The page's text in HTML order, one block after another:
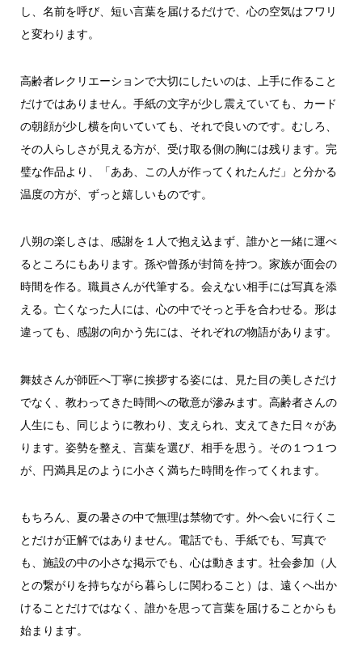
し、名前を呼び、短い言葉を届けるだけで、心の空気はフワリ
と変わります。
高齢者レクリエーションで大切にしたいのは、上手に作ること
だけではありません。手紙の文字が少し震えていても、カード
の朝顔が少し横を向いていても、それで良いのです。むしろ、
その人らしさが見える方が、受け取る側の胸には残ります。完
璧な作品より、「ああ、この人が作ってくれたんだ」と分かる
温度の方が、ずっと嬉しいものです。
八朔の楽しさは、感謝を１人で抱え込まず、誰かと一緒に運べ
るところにもあります。孫や曾孫が封筒を持つ。家族が面会の
時間を作る。職員さんが代筆する。会えない相手には写真を添
える。亡くなった人には、心の中でそっと手を合わせる。形は
違っても、感謝の向かう先には、それぞれの物語があります。
舞妓さんが師匠へ丁寧に挨拶する姿には、見た目の美しさだけ
でなく、教わってきた時間への敬意が滲みます。高齢者さんの
人生にも、同じように教わり、支えられ、支えてきた日々があ
ります。姿勢を整え、言葉を選び、相手を思う。その１つ１つ
が、円満具足のように小さく満ちた時間を作ってくれます。
もちろん、夏の暑さの中で無理は禁物です。外へ会いに行くこ
とだけが正解ではありません。電話でも、手紙でも、写真で
も、施設の中の小さな掲示でも、心は動きます。社会参加（人
との繋がりを持ちながら暮らしに関わること）は、遠くへ出か
けることだけではなく、誰かを思って言葉を届けることからも
始まります。